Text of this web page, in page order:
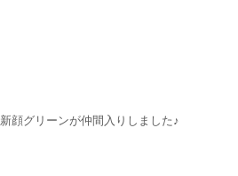
新顔グリーンが仲間入りしました♪